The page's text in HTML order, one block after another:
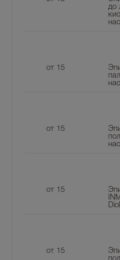
до
от 15
от 15
от 15
от 15